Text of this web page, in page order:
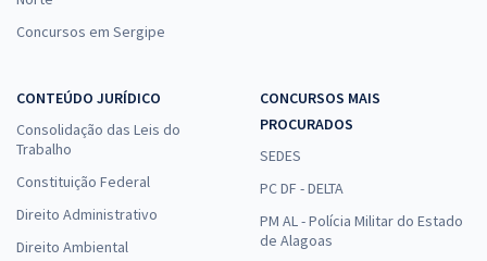
Concursos em Sergipe
CONTEÚDO JURÍDICO
Consolidação das Leis do
Trabalho
Constituição Federal
Direito Administrativo
Direito Ambiental
CONCURSOS MAIS
PROCURADOS
SEDES
PC DF - DELTA
PM AL - Polícia Militar do Estado
de Alagoas